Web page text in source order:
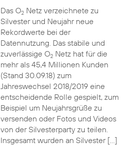
Das O2Netz verzeichnete zu
Silvester und Neujahr neue
Rekordwerte bei der
Datennutzung. Das stabile und
zuverlässige O2Netz hat für die
mehr als 45,4 Millionen Kunden
(Stand 30.09.18) zum
Jahreswechsel 2018/2019 eine
entscheidende Rolle gespielt, zum
Beispiel um Neujahrsgrüße zu
versenden oder Fotos und Videos
von der Silvesterparty zu teilen.
Insgesamt wurden an Silvester […]